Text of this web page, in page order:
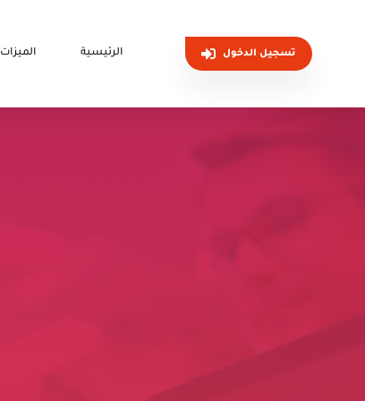
تسجيل الدخول الرئيسية الميزات